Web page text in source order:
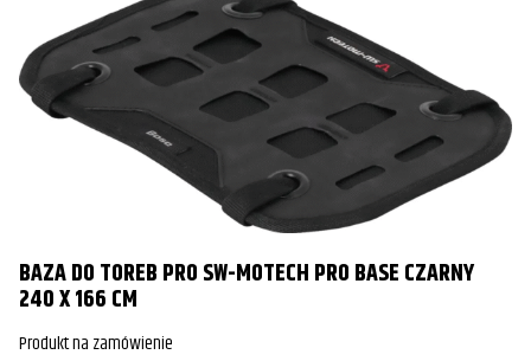
BAZA DO TOREB PRO SW-MOTECH PRO BASE CZARNY
240 X 166 CM
Produkt na zamówienie